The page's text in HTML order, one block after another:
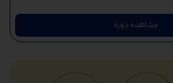
مشاهده دوره